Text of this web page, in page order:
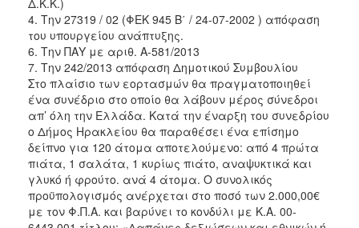
ΤΟΠΟΣ
ΠΟΛΙΤΙΣΜΟΣ
ΑΝΘΕΚΤΙΚΗ
ΠΟΛΗ
4. Την 27319 / 02 (ΦΕΚ 945 Β΄ / 24-07-2002 ) απόφαση
του υπουργείου ανάπτυξης.
6. Την ΠΑΥ με αριθ. Α-581/2013
7. Tην 242/2013 απόφαση Δημοτικού Συμβουλίου
Στο πλαίσιο των εορτασμών θα πραγματοποιηθεί
ένα συνέδριο στο οποίο θα λάβουν μέρος σύνεδροι
απ’ όλη την Ελλάδα. Κατά την έναρξη του συνεδρίου
ο Δήμος Ηρακλείου θα παραθέσει ένα επίσημο
δείπνο για 120 άτομα αποτελούμενο: από 4 πρώτα
πιάτα, 1 σαλάτα, 1 κυρίως πιάτο, αναψυκτικά και
γλυκό ή φρούτο. ανά 4 άτομα. Ο συνολικός
προϋπολογισμός ανέρχεται στο ποσό των 2.000,00€
με τον Φ.Π.Α. και βαρύνει το κονδύλι με Κ.Α. 00-